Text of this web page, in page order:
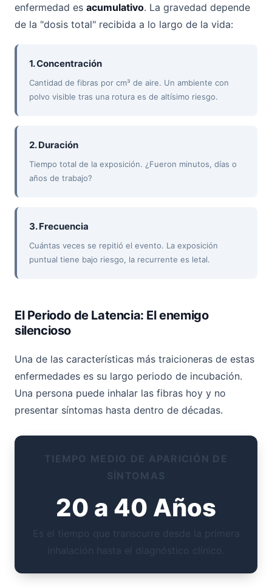
enfermedad es acumulativo. La gravedad depende
de la "dosis total" recibida a lo largo de la vida:
1. Concentración
Cantidad de fibras por cm³ de aire. Un ambiente con
polvo visible tras una rotura es de altísimo riesgo.
2. Duración
Tiempo total de la exposición. ¿Fueron minutos, días o
años de trabajo?
3. Frecuencia
Cuántas veces se repitió el evento. La exposición
puntual tiene bajo riesgo, la recurrente es letal.
El Periodo de Latencia: El enemigo
silencioso
Una de las características más traicioneras de estas
enfermedades es su largo periodo de incubación.
Una persona puede inhalar las fibras hoy y no
presentar síntomas hasta dentro de décadas.
TIEMPO MEDIO DE APARICIÓN DE
SÍNTOMAS
20 a 40 Años
Es el tiempo que transcurre desde la primera
inhalación hasta el diagnóstico clínico.